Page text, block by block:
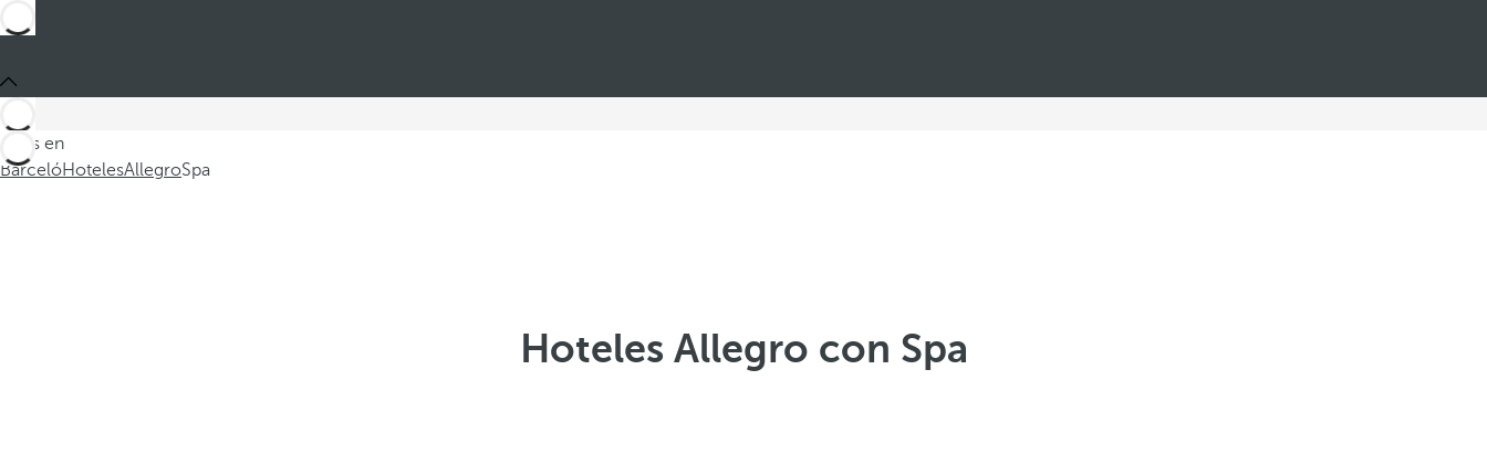
Estás en
BarcelóHotelesAllegroSpa
Hoteles Allegro con Spa